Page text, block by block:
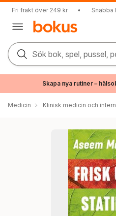
Fri frakt över 249 kr • Snabba
Sök bok, spel, pussel,
Skapa nya rutiner –
Medicin Klinisk medicin och